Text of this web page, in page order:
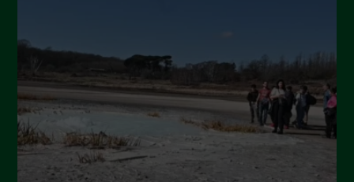
Settembre 2024
Luglio 2024
Maggio 2024
Aprile 2024
Marzo 2024